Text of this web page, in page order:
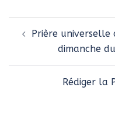
d’article
Prière universelle
dimanche
Rédiger la